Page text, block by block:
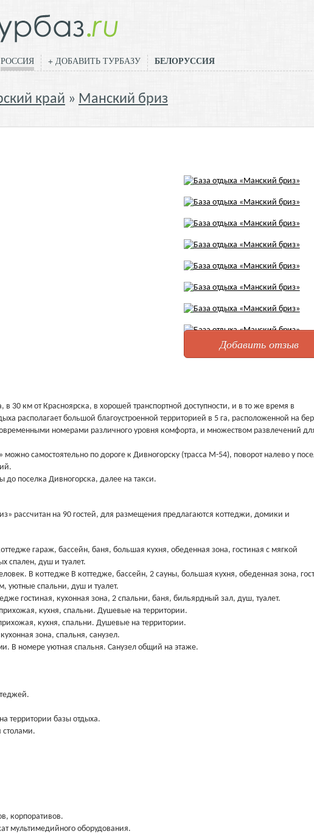
РОССИЯ + ДОБАВИТЬ ТУРБАЗУ БЕЛОРУССИЯ
край Манский бриз
Добавить отзыв
в 30 км от Красноярска, в хорошей транспортной доступности, и в то же время в
располагает большой благоустроенной территорией в 5 га, расположенной на
номерами различного уровня комфорта, и множеством развлечений
самостоятельно по дороге к Дивногорску (трасса М-54), поворот налево у
до поселка Дивногорска, далее на такси.
рассчитан на 90 гостей, для размещения предлагаются коттеджи, домики и
гараж, бассейн, баня, большая кухня, обеденная зона, гостиная с мягкой
спален, душ и туалет.
В коттедже В коттедже, бассейн, 2 сауны, большая кухня, обеденная зона,
уютные спальни, душ и туалет.
гостиная, кухонная зона, 2 спальни, баня, бильярдный зал, душ, туалет.
кухня, спальни. Душевые на территории.
кухня, спальни. Душевые на территории.
зона, спальня, санузел.
В номере уютная спальня. Санузел общий на этаже.
территории базы отдыха.
корпоративов.
мультимедийного оборудования.